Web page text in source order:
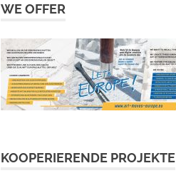
WE OFFER
KOOPERIERENDE PROJEKTE